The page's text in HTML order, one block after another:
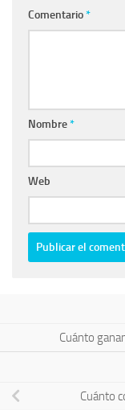
Comentario*
Nombre*
Web
Cuánto
Cuánto